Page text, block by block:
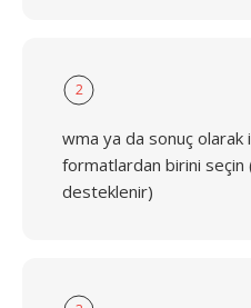
2
wma ya da sonuç olarak
formatlardan birini
desteklenir)